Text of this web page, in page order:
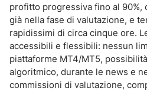
profitto progressiva fino al 90%,
già nella fase di valutazione, e
rapidissimi di circa cinque ore.
accessibili e flessibili: nessun
piattaforme MT4/MT5,
algoritmico, durante le news e
commissioni di valutazione,